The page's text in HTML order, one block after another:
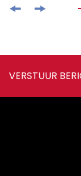
VERSTUUR